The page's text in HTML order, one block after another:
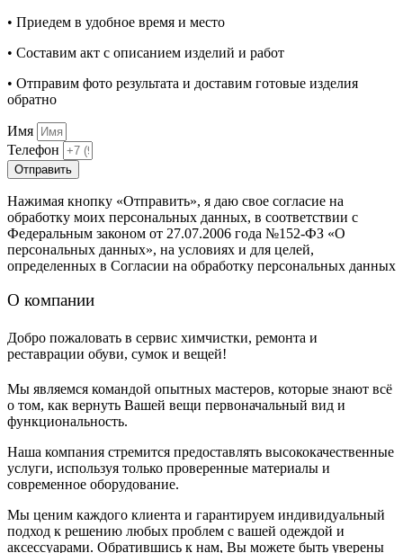
• Приедем в удобное время и место
• Составим акт с описанием изделий и работ
• Отправим фото результата и доставим готовые изделия
обратно
Имя
Телефон
Отправить
Нажимая кнопку «Отправить», я даю свое согласие на
обработку моих персональных данных, в соответствии с
Федеральным законом от 27.07.2006 года №152-ФЗ «О
персональных данных», на условиях и для целей,
определенных в Согласии на обработку персональных данных
О компании
Добро пожаловать в сервис химчистки, ремонта и
реставрации обуви, сумок и вещей!
Мы являемся командой опытных мастеров, которые знают всё
о том, как вернуть Вашей вещи первоначальный вид и
функциональность.
Наша компания стремится предоставлять высококачественные
услуги, используя только проверенные материалы и
современное оборудование.
Мы ценим каждого клиента и гарантируем индивидуальный
подход к решению любых проблем с вашей одеждой и
аксессуарами. Обратившись к нам, Вы можете быть уверены